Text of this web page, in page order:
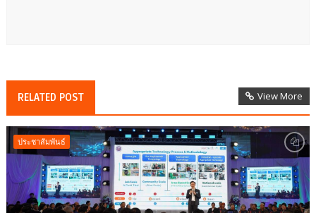
RELATED POST View More
ประชาสัมพันธ์